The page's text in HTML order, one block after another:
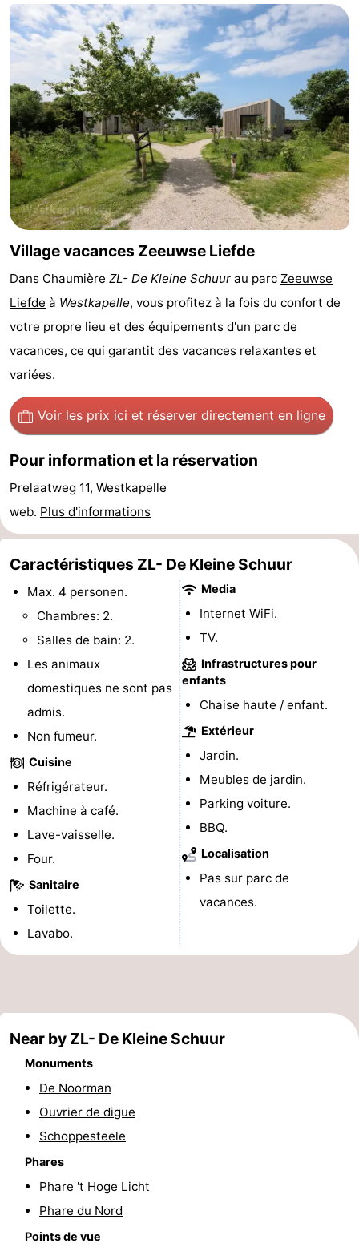
Buitenhof
Domburg
-
Hof
Domburg
-
Westhove
Hôtels
Last
minutes
Plages
Voir
et
Lieux
Musées
-
Moulins
-
Phares
-
de
vue
-
Terrains
de
jeux
-
Aires
de
intérieures
-
Bowling
-
de
golf
de
être
Villages
villes
Visites
guidées
Sports
-
Piscines
Faire
du
vélo
-
Randonnée
-
Équitation
-
Peche
Sportive
Equitation
Conduite
l'anneau
Boire
manger
Événements
Pratiques
Forum
Village vacances Zeeuwse Liefde
Dans Chaumière ZL- De Kleine Schuur au parc Zeeuwse
Liefde à Westkapelle, vous profitez à la fois du confort de
votre propre lieu et des équipements d'un parc de
vacances, ce qui garantit des vacances relaxantes et
variées.
Voir les prix ici et réserver directement en ligne
Pour information et la réservation
Prelaatweg 11, Westkapelle
web. Plus d'informations
Caractéristiques ZL- De Kleine Schuur
Max. 4 personen.
Chambres: 2.
Salles de bain: 2.
Les animaux
domestiques ne sont pas
admis.
Non fumeur.
Cuisine
Réfrigérateur.
Machine à café.
Lave-vaisselle.
Four.
Sanitaire
Toilette.
Lavabo.
Media
Internet WiFi.
TV.
Infrastructures pour
enfants
Chaise haute / enfant.
Extérieur
Jardin.
Meubles de jardin.
Parking voiture.
BBQ.
Localisation
Pas sur parc de
vacances.
Near by ZL- De Kleine Schuur
Monuments
De Noorman
Ouvrier de digue
Schoppesteele
Phares
Phare 't Hoge Licht
Phare du Nord
Points de vue